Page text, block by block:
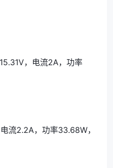
，电流2A，功率
流2.2A，功率33.68W，